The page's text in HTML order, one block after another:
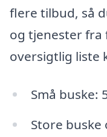
flere tilbud, så
og tjenester fra
oversigtlig liste
Små buske:
Store